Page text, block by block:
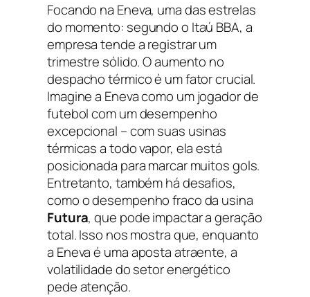
Focando na Eneva, uma das estrelas
do momento: segundo o Itaú BBA, a
empresa tende a registrar um
trimestre sólido. O aumento no
despacho térmico é um fator crucial.
Imagine a Eneva como um jogador de
futebol com um desempenho
excepcional – com suas usinas
térmicas a todo vapor, ela está
posicionada para marcar muitos gols.
Entretanto, também há desafios,
como o desempenho fraco da usina
Futura, que pode impactar a geração
total. Isso nos mostra que, enquanto
a Eneva é uma aposta atraente, a
volatilidade do setor energético
pede atenção.